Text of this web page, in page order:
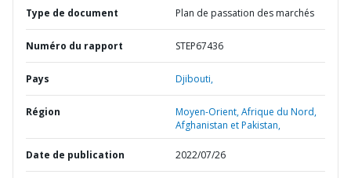
Type de document Plan de passation des marchés
Numéro du rapport STEP67436
Pays Djibouti,
Région
Moyen-Orient, Afrique du Nord,
Afghanistan et Pakistan,
Date de publication 2022/07/26